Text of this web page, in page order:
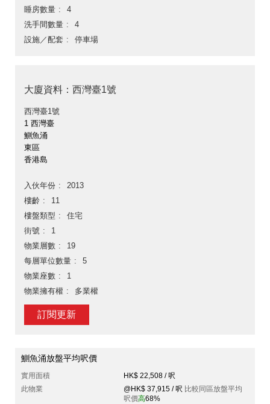
睡房數量
4
洗手間數量
4
設施／配套
停車場
大廈資料：西灣臺1號
西灣臺1號
1 西灣臺
鰂魚涌
東區
香港島
入伙年份
2013
樓齡
11
樓盤類型
住宅
街號
1
物業層數
19
每層單位數量
5
物業座數
1
物業擁有權
多業權
訂閱更新
鰂魚涌放盤平均呎價
實用面積
HK$ 22,508 / 呎
此物業
@HK$ 37,915 / 呎 比較同區放盤平均
呎價高68%